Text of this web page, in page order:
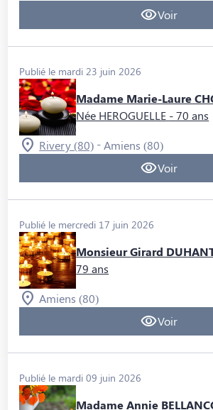
Voir
Publié le mardi 23 juin 2026
Madame Marie-Laure
Née HEROGUELLE - 70 ans
Rivery (80) - Amiens (80)
Voir
Publié le mercredi 17 juin 2026
Monsieur Girard
79 ans
Amiens (80)
Voir
Publié le mardi 09 juin 2026
Madame Annie